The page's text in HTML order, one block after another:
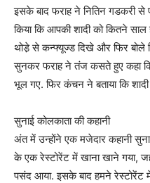
इसके बाद फराह ने नितिन गडकरी से
किया कि आपकी शादी को कितने
थोडे़ से कन्फ्यूज्ड दिखे और फिर बोले
सुनकर फराह ने तंज कसते हुए कहा कि
भूल गए. फिर कंचन ने बताया कि
सुनाई कोलकाता की कहानी
अंत में उन्होंने एक मजेदार कहानी
के एक रेस्टोरेंट में खाना खाने गया,
पसंद आया. इसके बाद हमने रेस्टोरेंट